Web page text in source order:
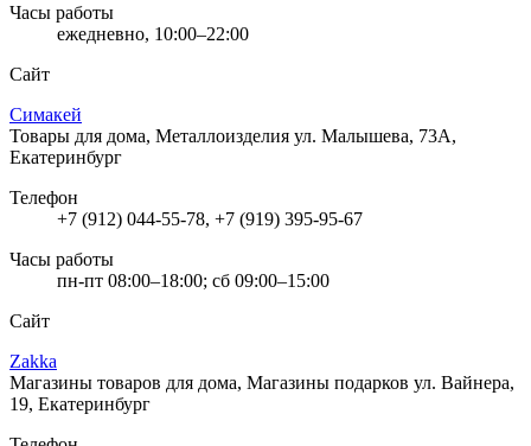
Часы работы
ежедневно, 10:00–22:00
Сайт
Симакей
Товары для дома, Металлоизделия ул. Малышева, 73А,
Екатеринбург
Телефон
+7 (912) 044-55-78, +7 (919) 395-95-67
Часы работы
пн-пт 08:00–18:00; сб 09:00–15:00
Сайт
Zakka
Магазины товаров для дома, Магазины подарков ул. Вайнера,
19, Екатеринбург